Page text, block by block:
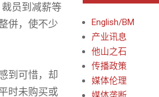
员到减薪等
併，使不少
到可惜，却
时未购买或
English/BM
产业讯息
他山之石
传播政策
媒体伦理